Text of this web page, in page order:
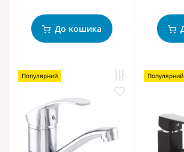
До кошика
Популярний Популярний